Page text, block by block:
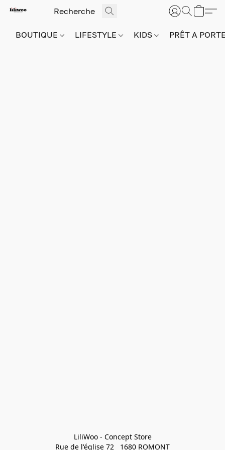
BOUTIQUE LIFESTYLE KIDS PRÊT A
LiliWoo - Concept Store
Rue de l'église 72   1680 ROMONT